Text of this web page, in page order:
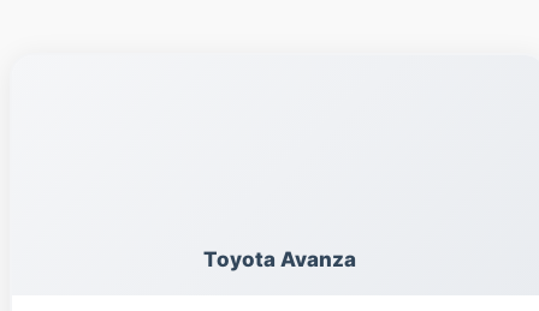
Toyota Avanza